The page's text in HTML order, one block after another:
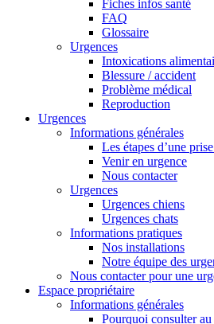
Fiches infos santé
FAQ
Glossaire
Urgences
Intoxications
Blessure / accident
Problème médical
Reproduction
Urgences
Informations générales
Les étapes d’une
Venir en urgence
Nous contacter
Urgences
Urgences chiens
Urgences chats
Informations pratiques
Nos installations
Notre équipe des
Nous contacter pour une
Espace propriétaire
Informations générales
Pourquoi consulter